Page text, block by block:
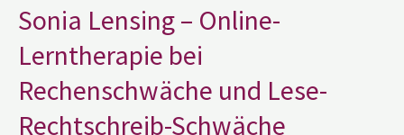
Sonia Lensing – Online-
Lerntherapie bei
Rechenschwäche und Lese-
Rechtschreib-Schwäche
bei
Rechenschwäche
Lese-
Schwäche